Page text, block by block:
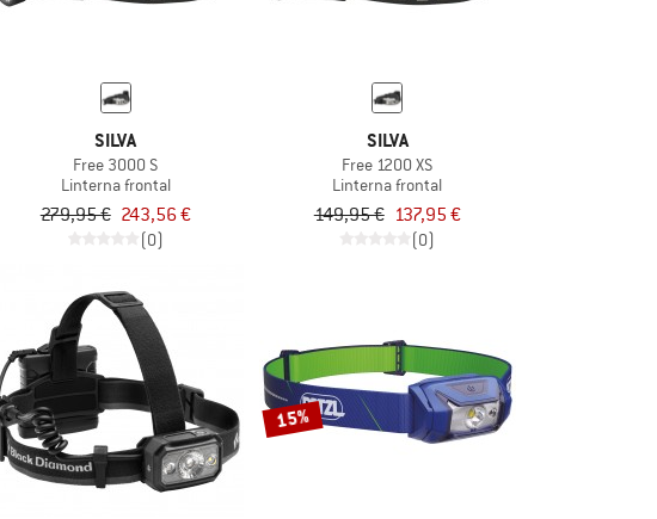
SILVA
Free 3000 S
Linterna frontal
279,95 € 243,56 €
(0)
SILVA
Free 1200 XS
Linterna frontal
149,95 € 137,95 €
(0)
15%